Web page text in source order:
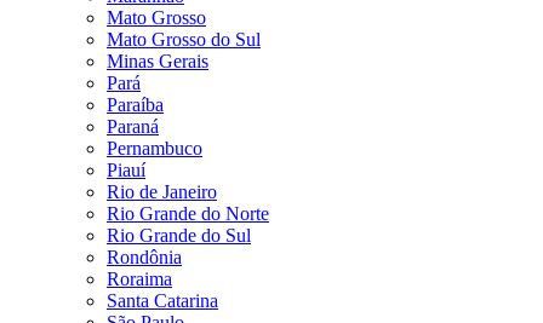
Mato Grosso
Mato Grosso do Sul
Minas Gerais
Pará
Paraíba
Paraná
Pernambuco
Piauí
Rio de Janeiro
Rio Grande do Norte
Rio Grande do Sul
Rondônia
Roraima
Santa Catarina